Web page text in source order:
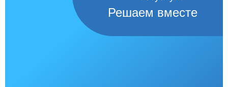
Решаем вместе